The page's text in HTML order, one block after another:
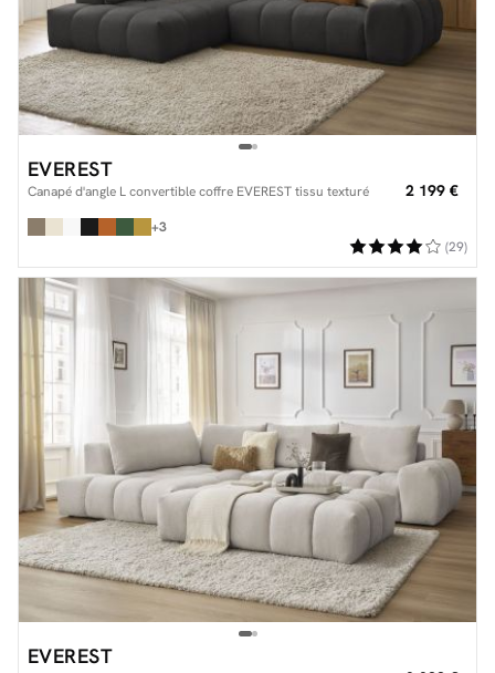
EVEREST
Canapé d'angle L convertible coffre EVEREST tissu texturé 2 199 €
+3
(29)
EVEREST